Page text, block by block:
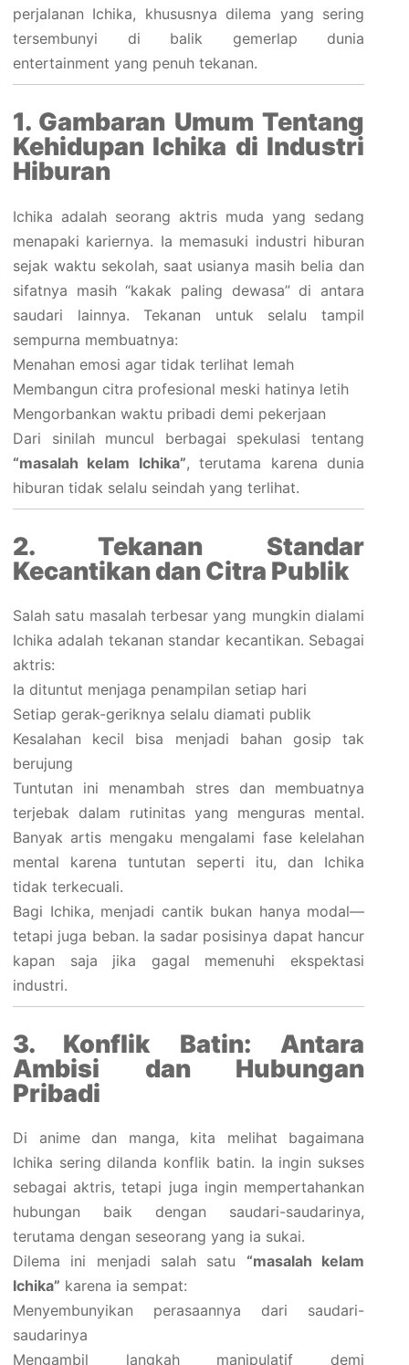
perjalanan Ichika, khususnya dilema yang sering
tersembunyi di balik gemerlap dunia
entertainment yang penuh tekanan.
1. Gambaran Umum Tentang
Kehidupan Ichika di Industri
Hiburan
Ichika adalah seorang aktris muda yang sedang
menapaki kariernya. Ia memasuki industri hiburan
sejak waktu sekolah, saat usianya masih belia dan
sifatnya masih “kakak paling dewasa” di antara
saudari lainnya. Tekanan untuk selalu tampil
sempurna membuatnya:
Menahan emosi agar tidak terlihat lemah
Membangun citra profesional meski hatinya letih
Mengorbankan waktu pribadi demi pekerjaan
Dari sinilah muncul berbagai spekulasi tentang
“masalah kelam Ichika”, terutama karena dunia
hiburan tidak selalu seindah yang terlihat.
2. Tekanan Standar
Kecantikan dan Citra Publik
Salah satu masalah terbesar yang mungkin dialami
Ichika adalah tekanan standar kecantikan. Sebagai
aktris:
Ia dituntut menjaga penampilan setiap hari
Setiap gerak-geriknya selalu diamati publik
Kesalahan kecil bisa menjadi bahan gosip tak
berujung
Tuntutan ini menambah stres dan membuatnya
terjebak dalam rutinitas yang menguras mental.
Banyak artis mengaku mengalami fase kelelahan
mental karena tuntutan seperti itu, dan Ichika
tidak terkecuali.
Bagi Ichika, menjadi cantik bukan hanya modal—
tetapi juga beban. Ia sadar posisinya dapat hancur
kapan saja jika gagal memenuhi ekspektasi
industri.
3. Konflik Batin: Antara
Ambisi dan Hubungan
Pribadi
Di anime dan manga, kita melihat bagaimana
Ichika sering dilanda konflik batin. Ia ingin sukses
sebagai aktris, tetapi juga ingin mempertahankan
hubungan baik dengan saudari-saudarinya,
terutama dengan seseorang yang ia sukai.
Dilema ini menjadi salah satu “masalah kelam
Ichika” karena ia sempat:
Menyembunyikan perasaannya dari saudari-
saudarinya
Mengambil langkah manipulatif demi